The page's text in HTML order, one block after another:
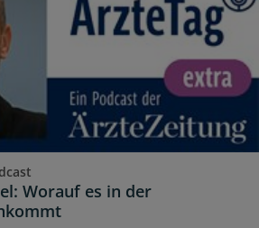
Worauf es in der